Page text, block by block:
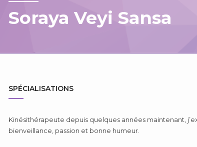
Soraya Veyi Sansa
SPÉCIALISATIONS
Kinésithérapeute depuis quelques années maintenant,
bienveillance, passion et bonne humeur.